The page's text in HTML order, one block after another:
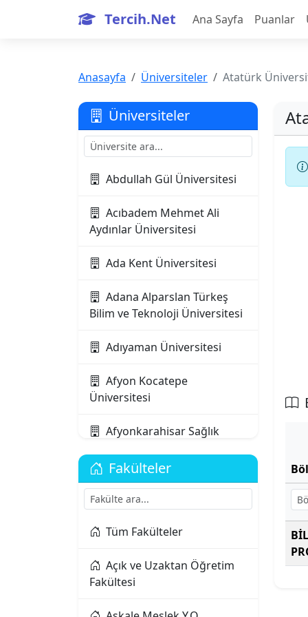
Tercih.Net Ana Sayfa Puanlar
Anasayfa Üniversiteler Atatürk
Üniversiteler
Abdullah Gül Üniversitesi
Acıbadem Mehmet Ali
Aydınlar Üniversitesi
Ada Kent Üniversitesi
Adana Alparslan Türkeş
Bilim ve Teknoloji Üniversitesi
Adıyaman Üniversitesi
Afyon Kocatepe
Üniversitesi
Afyonkarahisar Sağlık
Ağrı İbrahim Çeçen
Üniversitesi
Akdeniz Karpaz
Akdeniz Üniversitesi
Fakülteler
Tüm Fakülteler
Açık ve Uzaktan Öğretim
Fakültesi